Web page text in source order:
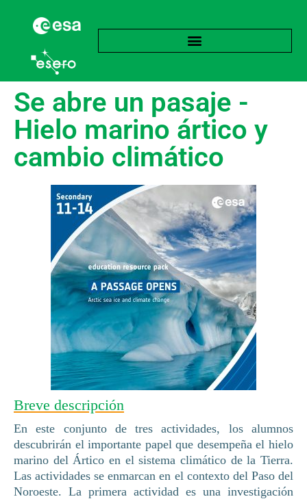
Se abre un pasaje -
Hielo marino ártico y
cambio climático
Breve descripción
En este conjunto de tres actividades, los alumnos
descubrirán el importante papel que desempeña el hielo
marino del Ártico en el sistema climático de la Tierra.
Las actividades se enmarcan en el contexto del Paso del
Noroeste. La primera actividad es una investigación